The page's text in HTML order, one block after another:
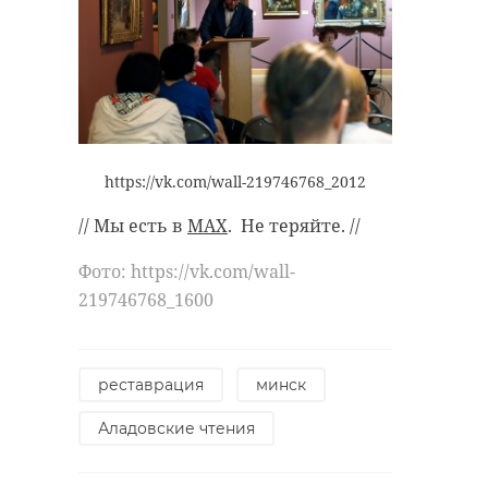
https://vk.com/wall-219746768_2012
// Мы есть в MAX. Не теряйте. //
Фото: https://vk.com/wall-
219746768_1600
реставрация минск
Аладовские чтения